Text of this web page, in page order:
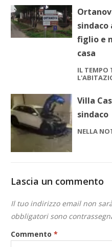
figlio e
casa
IL TEMPO
Villa
sindaco
NELLA
Lascia un commento
Il tuo indirizzo email non
obbligatori sono
Commento*